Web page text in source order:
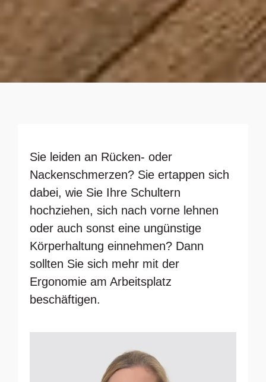
Sie leiden an Rücken- oder
Nackenschmerzen? Sie ertappen sich
dabei, wie Sie Ihre Schultern
hochziehen, sich nach vorne lehnen
oder auch sonst eine ungünstige
Körperhaltung einnehmen? Dann
sollten Sie sich mehr mit der
Ergonomie am Arbeitsplatz
beschäftigen.